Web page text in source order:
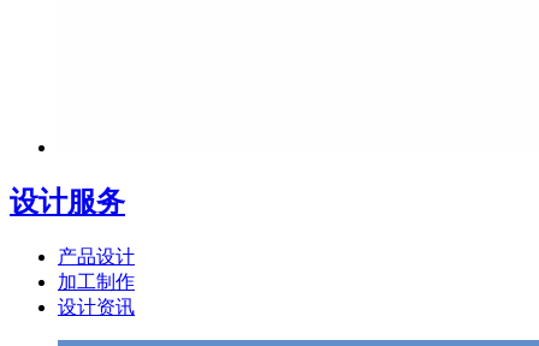
设计服务
产品设计
加工制作
设计资讯